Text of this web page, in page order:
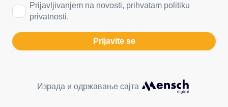
Prijavljivanjem na novosti, prihvatam politiku
privatnosti.
Prijavite se
Израда и одржавање сајта